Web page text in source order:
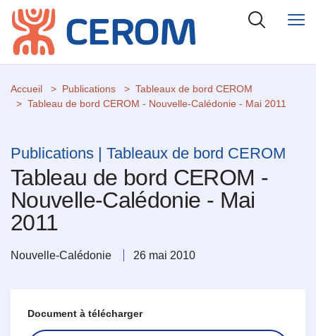
Accueil Publications
Tableaux de bord CEROM
Tableau de bord CEROM - Nouvelle-Calédonie - Mai 2011
Publications | Tableaux de bord CEROM
Tableau de bord CEROM -
Nouvelle-Calédonie - Mai
2011
Nouvelle-Calédonie 26 mai 2010
Document à télécharger